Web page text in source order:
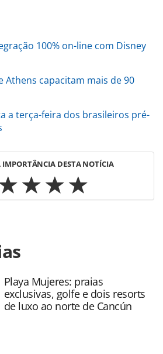
100% on-line com Disney
Athens capacitam mais de 90
a terça-feira dos brasileiros pré-
IMPORTÂNCIA DESTA NOTÍCIA
agencias-de-
visual-carrani-e-ita-apresentam-
agentes_203819.html ou as
na página. Todo o conteúdo
Editora é protegido pela
direito autoral. Não reproduza o
Playa Mujeres: praias
exclusivas, golfe e dois resorts
de luxo ao norte de Cancún